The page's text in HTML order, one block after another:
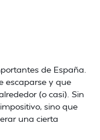
de España.
escaparse y que
(o casi). Sin
sino que
una cierta